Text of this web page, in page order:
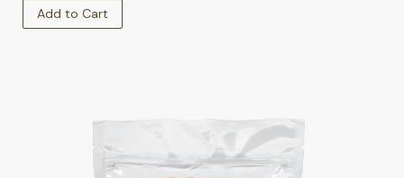
Add to Cart